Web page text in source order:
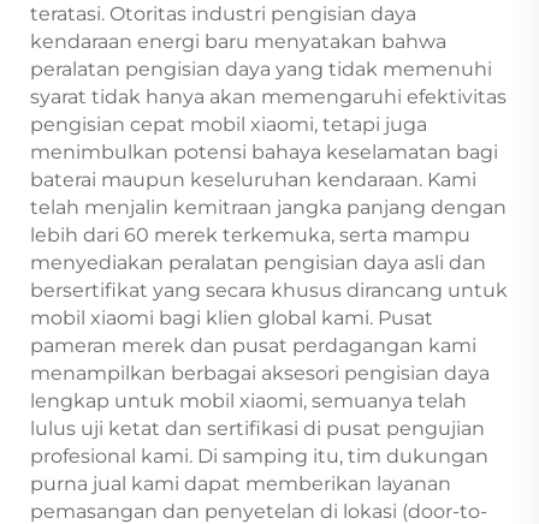
teratasi. Otoritas industri pengisian daya
kendaraan energi baru menyatakan bahwa
peralatan pengisian daya yang tidak memenuhi
syarat tidak hanya akan memengaruhi efektivitas
pengisian cepat mobil xiaomi, tetapi juga
menimbulkan potensi bahaya keselamatan bagi
baterai maupun keseluruhan kendaraan. Kami
telah menjalin kemitraan jangka panjang dengan
lebih dari 60 merek terkemuka, serta mampu
menyediakan peralatan pengisian daya asli dan
bersertifikat yang secara khusus dirancang untuk
mobil xiaomi bagi klien global kami. Pusat
pameran merek dan pusat perdagangan kami
menampilkan berbagai aksesori pengisian daya
lengkap untuk mobil xiaomi, semuanya telah
lulus uji ketat dan sertifikasi di pusat pengujian
profesional kami. Di samping itu, tim dukungan
purna jual kami dapat memberikan layanan
pemasangan dan penyetelan di lokasi (door-to-